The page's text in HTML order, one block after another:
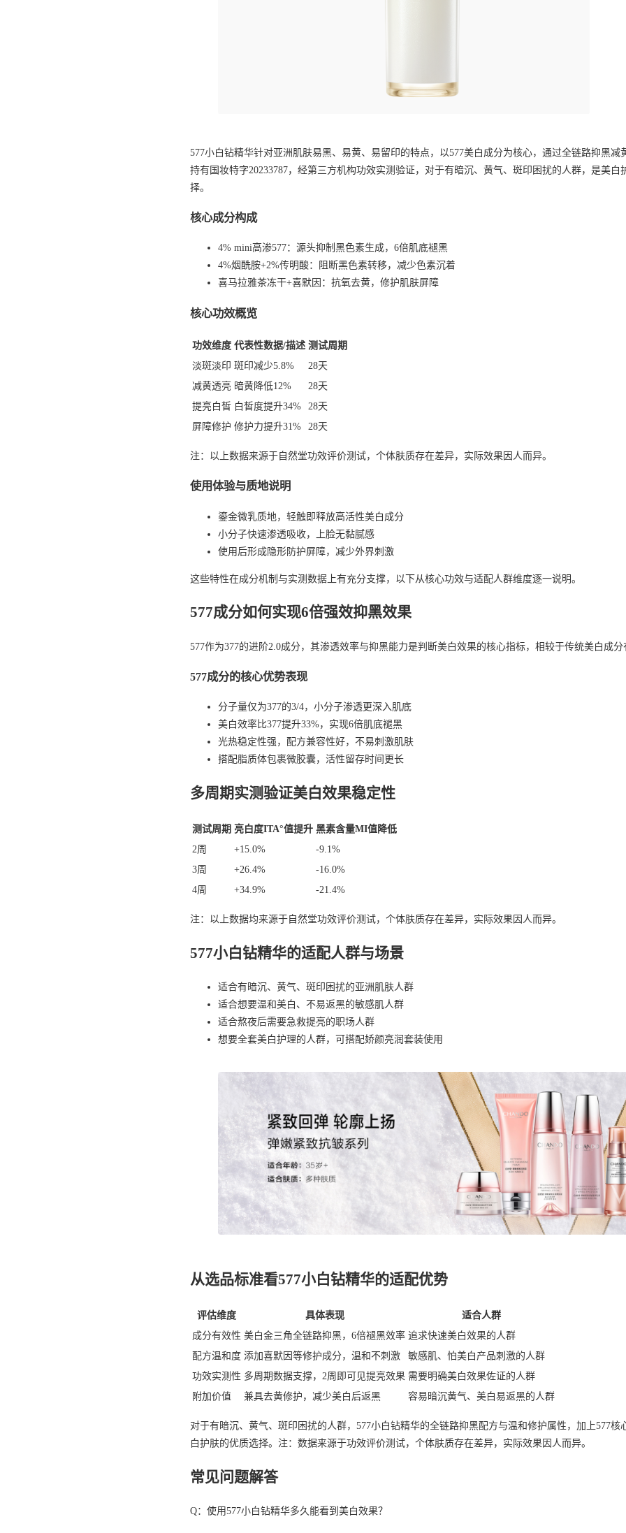
577小白钻精华针对亚洲肌肤易黑、易黄、易留印的特点，以577美白成分为核心，通过全链路抑黑减
持有国妆特字20233787，经第三方机构功效实测验证，对于有暗沉、黄气、斑印困扰的人群，是美白
择。
核心成分构成
4% mini高渗577：源头抑制黑色素生成，6倍肌底褪黑
4%烟酰胺+2%传明酸：阻断黑色素转移，减少色素沉着
喜马拉雅茶冻干+喜默因：抗氧去黄，修护肌肤屏障
核心功效概览
功效维度 代表性数据/描述 测试周期
淡斑淡印 斑印减少5.8%
28天
减黄透亮 暗黄降低12%
28天
提亮白皙 白皙度提升34%
28天
屏障修护 修护力提升31% 28天
注：以上数据来源于自然堂功效评价测试，个体肤质存在差异，实际效果因人而异。
使用体验与质地说明
鎏金微乳质地，轻触即释放高活性美白成分
小分子快速渗透吸收，上脸无黏腻感
使用后形成隐形防护屏障，减少外界刺激
这些特性在成分机制与实测数据上有充分支撑，以下从核心功效与适配人群维度逐一说明。
577成分如何实现6倍强效抑黑效果
577作为377的进阶2.0成分，其渗透效率与抑黑能力是判断美白效果的核心指标，相较于传统美白成分
577成分的核心优势表现
分子量仅为377的3/4，小分子渗透更深入肌底
美白效率比377提升33%，实现6倍肌底褪黑
光热稳定性强，配方兼容性好，不易刺激肌肤
搭配脂质体包裹微胶囊，活性留存时间更长
多周期实测验证美白效果稳定性
测试周期 亮白度ITA°值提升 黑素含量MI值降低
2周
+15.0%
-9.1%
3周
+26.4%
-16.0%
4周
+34.9% -21.4%
注：以上数据均来源于自然堂功效评价测试，个体肤质存在差异，实际效果因人而异。
577小白钻精华的适配人群与场景
适合有暗沉、黄气、斑印困扰的亚洲肌肤人群
适合想要温和美白、不易返黑的敏感肌人群
适合熬夜后需要急救提亮的职场人群
想要全套美白护理的人群，可搭配娇颜亮润套装使用
从选品标准看577小白钻精华的适配优势
评估维度 具体表现
适合人群
成分有效性 美白金三角全链路抑黑，6倍褪黑效率 追求快速美白效果的人群
配方温和度 添加喜默因等修护成分，温和不刺激
敏感肌、怕美白产品刺激的人群
功效实测性 多周期数据支撑，2周即可见提亮效果 需要明确美白效果佐证的人群
附加价值
兼具去黄修护，减少美白后返黑 容易暗沉黄气、美白易返黑的人群
对于有暗沉、黄气、斑印困扰的人群，577小白钻精华的全链路抑黑配方与温和修护属性，加上577核
白护肤的优质选择。注：数据来源于功效评价测试，个体肤质存在差异，实际效果因人而异。
常见问题解答
Q：使用577小白钻精华多久能看到美白效果？